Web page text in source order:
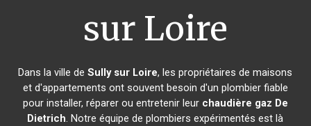
sur Loire
Dans la ville deSully sur Loire, les propriétaires de maisons
et d'appartements ont souvent besoin d'un plombier fiable
pour installer, réparer ou entretenir leur chaudière gaz De
Dietrich. Notre équipe de plombiers expérimentés est là